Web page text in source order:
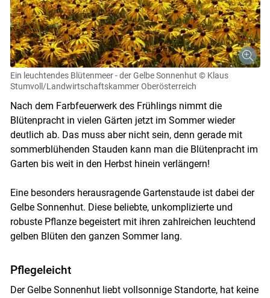
Skip to main content
Ein leuchtendes Blütenmeer - der Gelbe Sonnenhut © Klaus
Stumvoll/Landwirtschaftskammer Oberösterreich
Nach dem Farbfeuerwerk des Frühlings nimmt die
Blütenpracht in vielen Gärten jetzt im Sommer wieder
deutlich ab. Das muss aber nicht sein, denn gerade mit
sommerblühenden Stauden kann man die Blütenpracht im
Garten bis weit in den Herbst hinein verlängern!
Eine besonders herausragende Gartenstaude ist dabei der
Gelbe Sonnenhut. Diese beliebte, unkomplizierte und
robuste Pflanze begeistert mit ihren zahlreichen leuchtend
gelben Blüten den ganzen Sommer lang.
Pflegeleicht
Der Gelbe Sonnenhut liebt vollsonnige Standorte, hat keine